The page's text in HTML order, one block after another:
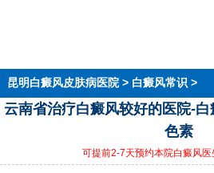
昆明白癜风皮肤病医院> 白癜风常识 >
云南省治疗白癜风较好的医院-
色素
可提前2-7天预约本院白癜风医